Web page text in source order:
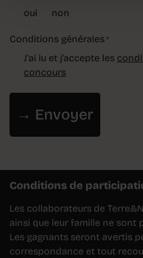
oui non
Conditions générales *
J’ai lu et j’accepte les
concours
Conditions de
Les collaborateurs de
ainsi que leur famille ne sont
Les gagnants seront avertis
correspondance et tout